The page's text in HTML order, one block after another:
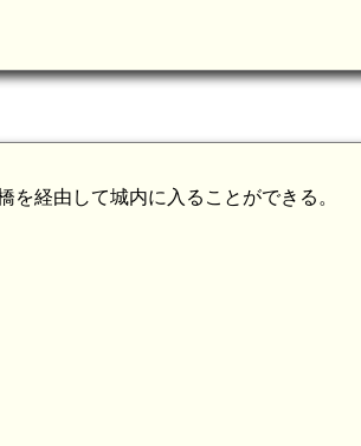
経由して城内に入ることができる。